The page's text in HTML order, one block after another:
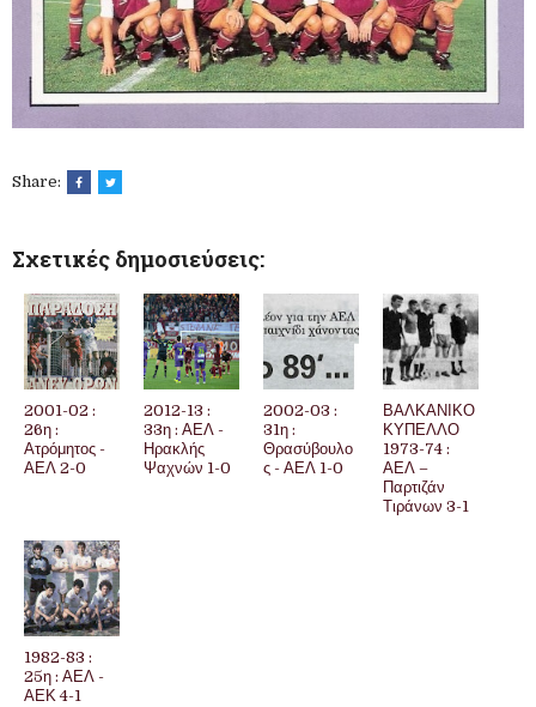
Share:
Σχετικές δημοσιεύσεις:
2001-02 :
26η :
Ατρόμητος -
ΑΕΛ 2-0
2012-13 :
33η : ΑΕΛ -
Ηρακλής
Ψαχνών 1-0
2002-03 :
31η :
Θρασύβουλο
ς - ΑΕΛ 1-0
ΒΑΛΚΑΝΙΚΟ
ΚΥΠΕΛΛΟ
1973-74 :
ΑΕΛ –
Παρτιζάν
Τιράνων 3-1
1982-83 :
25η : ΑΕΛ -
ΑΕΚ 4-1